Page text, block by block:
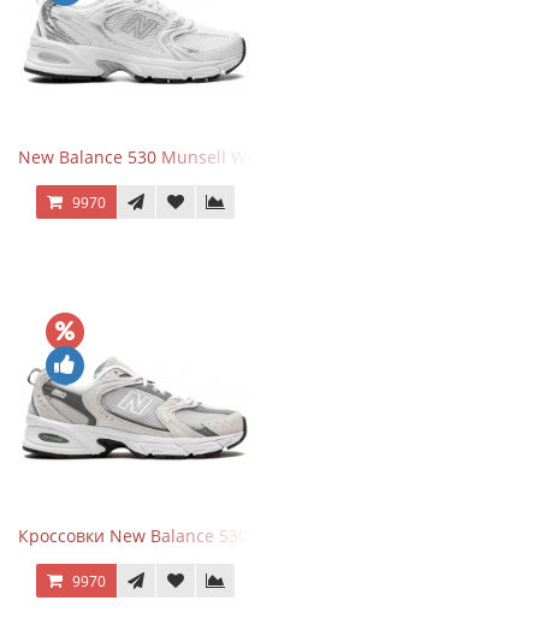
New Balance 530 Munsell White Silver
9970
Кроссовки New Balance 530 Grey Matter Harbor Grey
9970